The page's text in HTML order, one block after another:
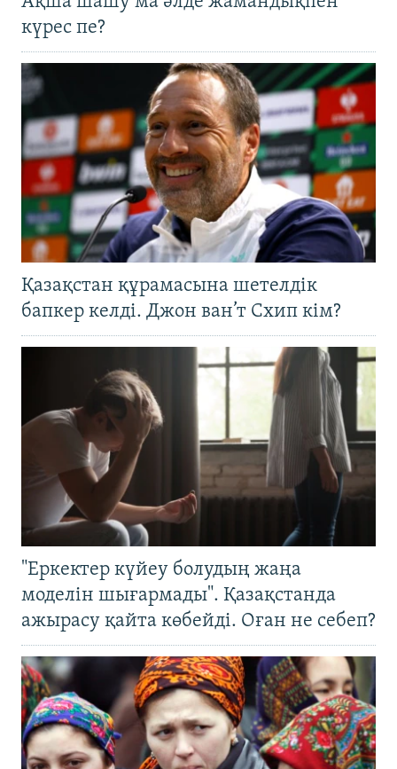
күрес пе?
Қазақстан құрамасына шетелдік
бапкер келді. Джон ван’т Схип кім?
"Еркектер күйеу болудың жаңа
моделін шығармады". Қазақстанда
ажырасу қайта көбейді. Оған не себеп?